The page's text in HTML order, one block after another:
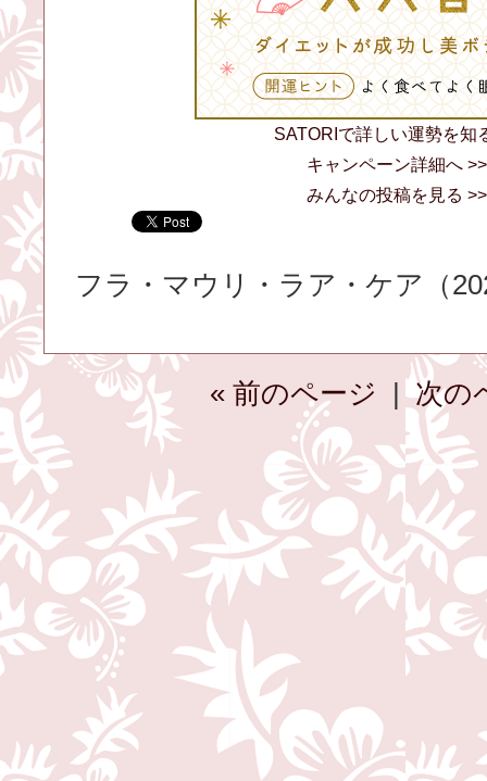
SATORIで詳しい運勢を知
キャンペーン詳細へ >>
みんなの投稿を見る >>
フラ・マウリ・ラア・ケア（
« 前のページ |次の